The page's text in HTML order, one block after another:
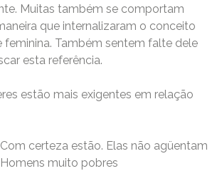
Muitas também se comportam
que internalizaram o conceito
feminina. Também sentem falte dele
esta referência.
estão mais exigentes em relação
Com certeza estão. Elas não agüentam
muito pobres